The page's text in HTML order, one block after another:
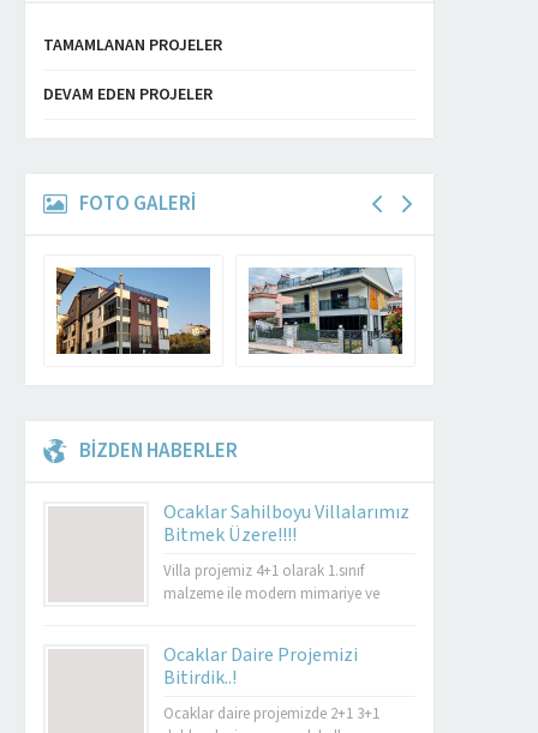
TAMAMLANAN PROJELER
DEVAM EDEN PROJELER
FOTO GALERİ
BİZDEN HABERLER
Ocaklar Sahilboyu Villalarımız
Bitmek Üzere!!!!
Villa projemiz 4+1 olarak 1.sınıf
malzeme ile modern mimariye ve
Ocaklar Daire Projemizi
Bitirdik..!
Ocaklar daire projemizde 2+1 3+1